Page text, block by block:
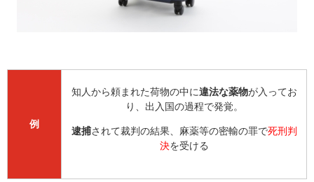
例
知人から頼まれた荷物の中に違法な薬物が入ってお
り、出入国の過程で発覚。
逮捕されて裁判の結果、麻薬等の密輸の罪で死刑判
決を受ける